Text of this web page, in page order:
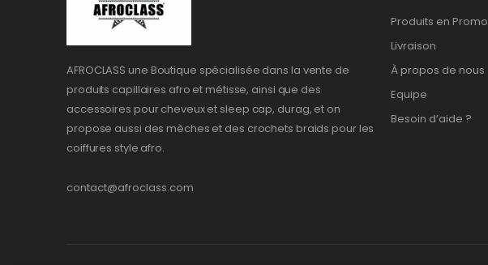
AFROCLASS une Boutique spécialisée dans la vente de
produits capillaires afro et métisse, ainsi que des
accessoires pour cheveux et sleep cap, durag, et on
propose aussi des mèches et des crochets braids pour les
coiffures style afro.
contact@afroclass.com
Produits en Promo
Livraison
À propos de nous
Equipe
Besoin d’aide ?